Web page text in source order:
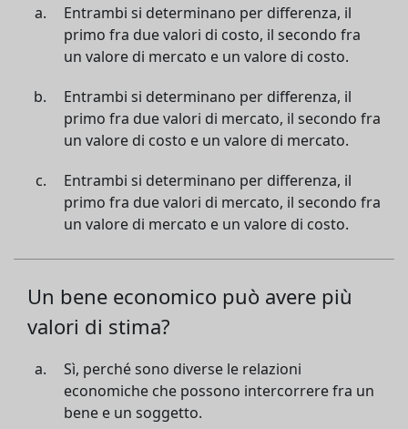
Entrambi si determinano per differenza, il
primo fra due valori di costo, il secondo fra
un valore di mercato e un valore di costo.
Entrambi si determinano per differenza, il
primo fra due valori di mercato, il secondo fra
un valore di costo e un valore di mercato.
Entrambi si determinano per differenza, il
primo fra due valori di mercato, il secondo fra
un valore di mercato e un valore di costo.
Un bene economico può avere più
valori di stima?
Sì, perché sono diverse le relazioni
economiche che possono intercorrere fra un
bene e un soggetto.